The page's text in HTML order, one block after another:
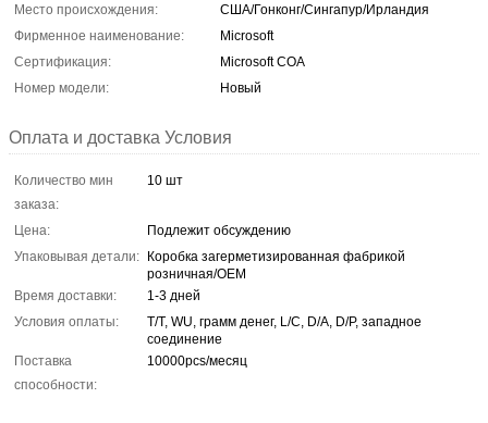
Место происхождения:
США/Гонконг/Сингапур/Ирландия
Фирменное наименование:
Microsoft
Сертификация:
Microsoft COA
Номер модели:
Новый
Оплата и доставка Условия
Количество мин
заказа:
10 шт
Цена:
Подлежит обсуждению
Упаковывая детали: Коробка загерметизированная фабрикой
розничная/OEM
Время доставки:
1-3 дней
Условия оплаты:
T/T, WU, грамм денег, L/C, D/A, D/P, западное
соединение
Поставка
способности:
10000pcs/месяц